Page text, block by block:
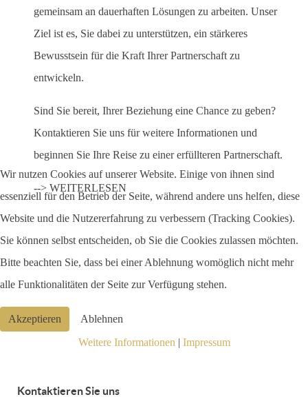
gemeinsam an dauerhaften Lösungen zu arbeiten. Unser
Ziel ist es, Sie dabei zu unterstützen, ein stärkeres
Bewusstsein für die Kraft Ihrer Partnerschaft zu
entwickeln.
Sind Sie bereit, Ihrer Beziehung eine Chance zu geben?
Kontaktieren Sie uns für weitere Informationen und
beginnen Sie Ihre Reise zu einer erfüllteren Partnerschaft.
--> WEITERLESEN
Kontaktieren Sie uns
Wir nutzen Cookies auf unserer Website. Einige von ihnen sind
essenziell für den Betrieb der Seite, während andere uns helfen, diese
Website und die Nutzererfahrung zu verbessern (Tracking Cookies).
Sie können selbst entscheiden, ob Sie die Cookies zulassen möchten.
Bitte beachten Sie, dass bei einer Ablehnung womöglich nicht mehr
alle Funktionalitäten der Seite zur Verfügung stehen.
Akzeptieren
Ablehnen
Weitere Informationen | Impressum